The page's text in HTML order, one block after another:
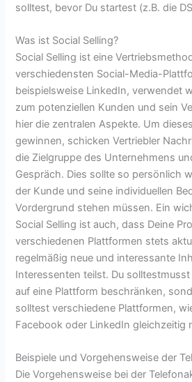
solltest, bevor Du startest (z.B. die
Was ist Social Selling?
Social Selling ist eine
verschiedensten Social-Media-
beispielsweise LinkedIn, verwendet
zum potenziellen Kunden und sein
hier die zentralen Aspekte. Um
gewinnen, schicken Vertriebler
die Zielgruppe des Unternehmens
Gespräch. Dies sollte so persönlich
der Kunde und seine individuellen
Vordergrund stehen müssen. Ein
Social Selling ist auch, dass Deine
verschiedenen Plattformen stets
regelmäßig neue und interessante
Interessenten teilst. Du
auf eine Plattform beschränken,
solltest verschiedene Plattformen,
Facebook oder LinkedIn gleichzeitig
Beispiele und Vorgehensweise der
Die Vorgehensweise bei der